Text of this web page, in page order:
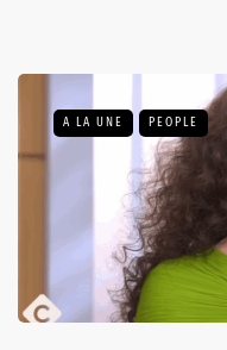
A LA UNE PEOPLE